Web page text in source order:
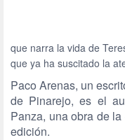
que narra la vida de
que ya ha suscitado la
Paco Arenas, un
de Pinarejo, es el
Panza, una obra de
edición.